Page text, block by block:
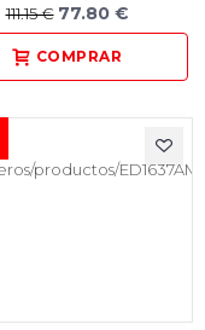
111.15 € 77.80 €